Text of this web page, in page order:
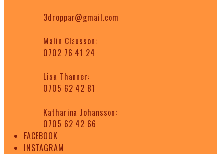
3droppar@gmail.com
Malin Clausson:
0702 76 41 24
Lisa Thanner:
0705 62 42 81
Katharina Johansson:
0705 62 42 66
FACEBOOK
INSTAGRAM